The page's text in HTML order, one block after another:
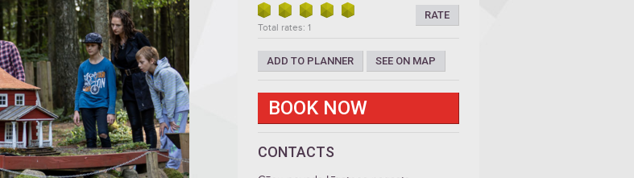
RATE
Total rates: 1
ADD TO PLANNER SEE ON MAP
BOOK NOW
CONTACTS